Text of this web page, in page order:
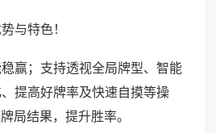
与特色！
赢；支持透视全局牌型、智能
提高好牌率及快速自摸等操
局结果，提升胜率。